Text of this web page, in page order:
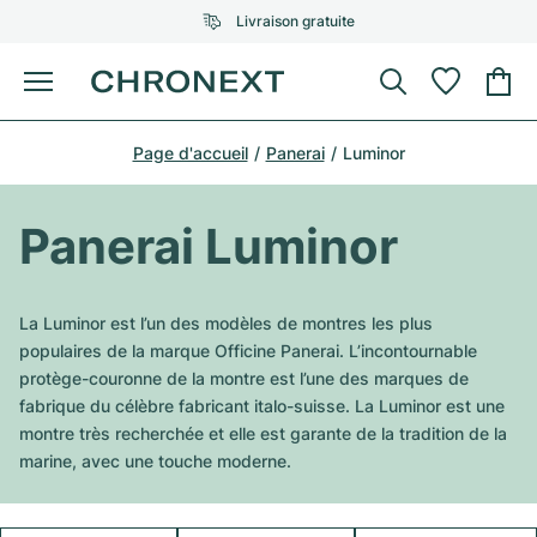
Livraison gratuite
Menu
Acheter une montre
UNE SÉLECTION D'EXCEPTION
Tous les modèles Rolex
Modèles les plus vendus
Omega
Tous les modèles Omega
Modèles les plus vendus
Patek Philippe
Tous les modèles Patek Philippe
Audemars Piguet
Cartier
Montres d'occasion
Bijoux
UNE SÉLECTION D'EXCEPTION
Tiffany
Louis Vuitton
Gebauer & Gebauer
Van Cleef & Arpels
Nouveautés
Page d'accueil Panerai Luminor
Panerai Luminor
La Luminor est l’un des modèles de montres les plus
populaires de la marque Officine Panerai. L’incontournable
protège-couronne de la montre est l’une des marques de
fabrique du célèbre fabricant italo-suisse. La Luminor est une
montre très recherchée et elle est garante de la tradition de la
marine, avec une touche moderne.